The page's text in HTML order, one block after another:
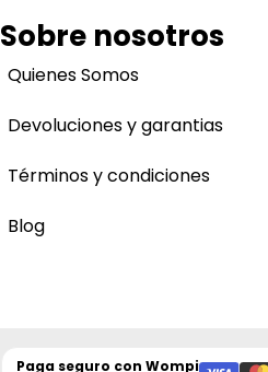
Sobre nosotros
Quienes Somos
Devoluciones y garantias
Términos y condiciones
Blog
Paga seguro con Wompi